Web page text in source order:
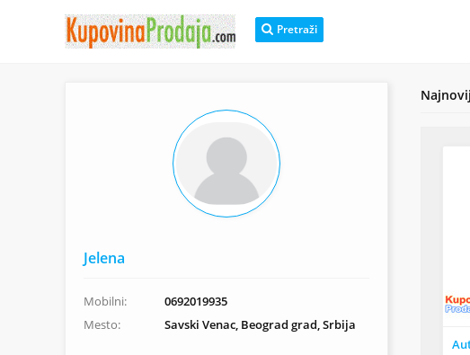
Pretraži
Jelena
Mobilni:
0692019935
Mesto:
Savski Venac, Beograd grad, Srbija